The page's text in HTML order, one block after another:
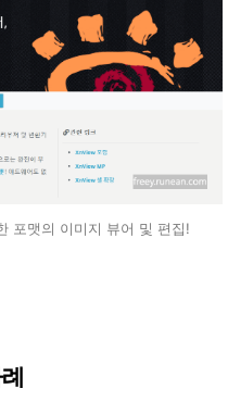
포맷의 이미지 뷰어 및 편집!